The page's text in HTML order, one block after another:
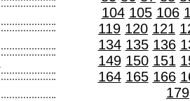
104 105 106
119 120 121
134 135 136
149 150 151
164 165 166
179